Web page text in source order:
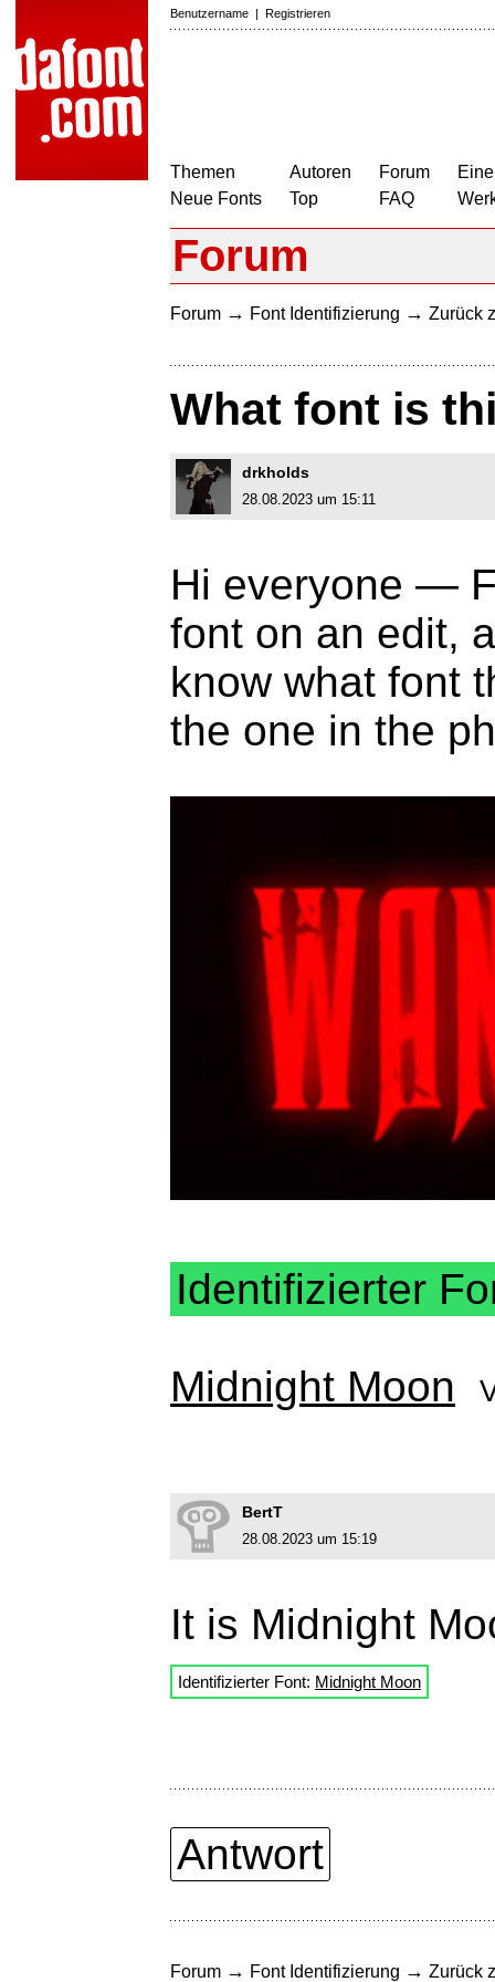
Benutzername | Registrieren
Themen
Neue Fonts
Autoren
Top
Forum
FAQ
Forum
Forum → Font Identifizierung → Zurück
What font is
drkholds
28.08.2023 um 15:11
Hi everyone —
font on an edit,
know what font
the one in the
Identifizierter
Midnight Moon
BertT
28.08.2023 um 15:19
It is Midnight
Identifizierter Font: Midnight Moon
Antwort
Forum → Font Identifizierung → Zurück